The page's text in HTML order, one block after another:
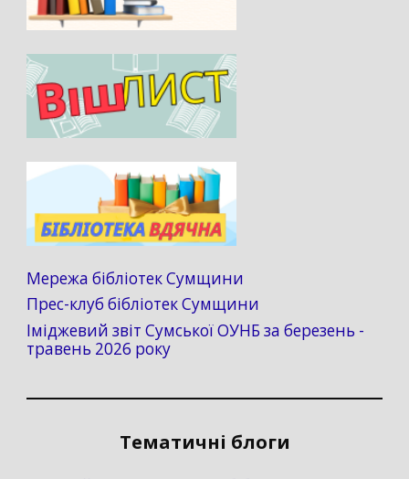
Мережа бібліотек Сумщини
Прес-клуб бібліотек Сумщини
Іміджевий звіт Сумської ОУНБ за березень -
травень 2026 року
Тематичні блоги